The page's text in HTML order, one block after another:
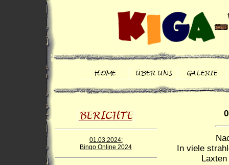
01.03.2024:
Bingo Online 2024
In viele